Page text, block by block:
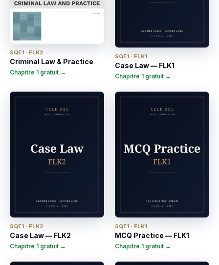
SQE1 · FLK2
Criminal Law & Practice
Chapitre 1 gratuit →
SQE1 · FLK1
Case Law — FLK1
Chapitre 1 gratuit →
SQE1 · FLK2
Case Law — FLK2
Chapitre 1 gratuit →
SQE1 · FLK1
MCQ Practice — FLK1
Chapitre 1 gratuit →